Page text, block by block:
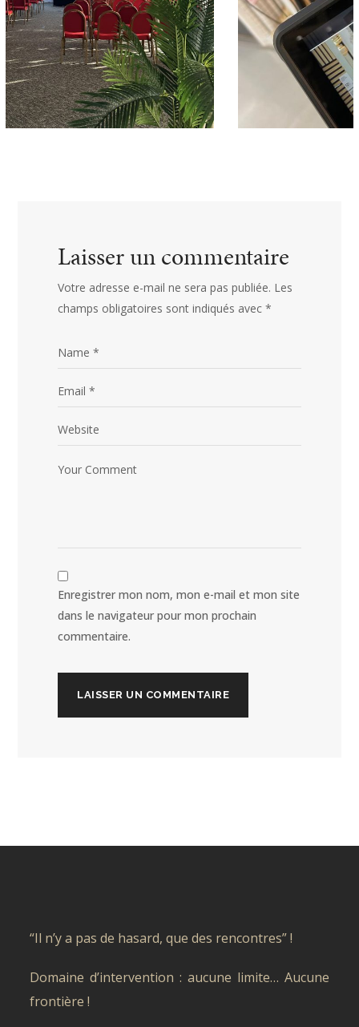
Laisser un commentaire
Votre adresse e-mail ne sera pas publiée. Les
champs obligatoires sont indiqués avec*
Enregistrer mon nom, mon e-mail et mon site
dans le navigateur pour mon prochain
commentaire.
“Il n’y a pas de hasard, que des rencontres” !
Domaine d’intervention : aucune limite… Aucune
frontière !